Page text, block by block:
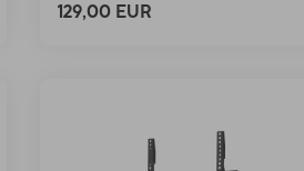
129,00 EUR